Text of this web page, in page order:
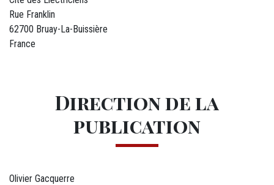
Rue Franklin
62700 Bruay-La-Buissière
France
Direction de la
publication
Olivier Gacquerre